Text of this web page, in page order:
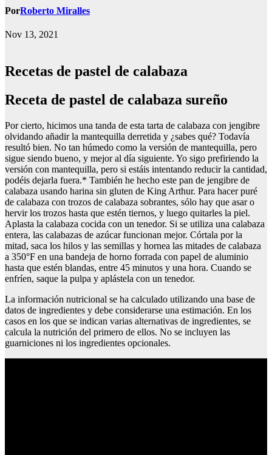
PorRoberto Miralles
Nov 13, 2021
Recetas de pastel de calabaza
receta de pastel de calabaza sureño
Por cierto, hicimos una tanda de esta tarta de calabaza con jengibre
olvidando añadir la mantequilla derretida y ¿sabes qué? Todavía
resultó bien. No tan húmedo como la versión de mantequilla, pero
sigue siendo bueno, y mejor al día siguiente. Yo sigo prefiriendo la
versión con mantequilla, pero si estáis intentando reducir la cantidad,
podéis dejarla fuera.* También he hecho este pan de jengibre de
calabaza usando harina sin gluten de King Arthur. Para hacer puré
de calabaza con trozos de calabaza sobrantes, sólo hay que asar o
hervir los trozos hasta que estén tiernos, y luego quitarles la piel.
Aplasta la calabaza cocida con un tenedor. Si se utiliza una calabaza
entera, las calabazas de azúcar funcionan mejor. Córtala por la
mitad, saca los hilos y las semillas y hornea las mitades de calabaza
a 350°F en una bandeja de horno forrada con papel de aluminio
hasta que estén blandas, entre 45 minutos y una hora. Cuando se
enfríen, saque la pulpa y aplástela con un tenedor.
La información nutricional se ha calculado utilizando una base de
datos de ingredientes y debe considerarse una estimación. En los
casos en los que se indican varias alternativas de ingredientes, se
calcula la nutrición del primero de ellos. No se incluyen las
guarniciones ni los ingredientes opcionales.